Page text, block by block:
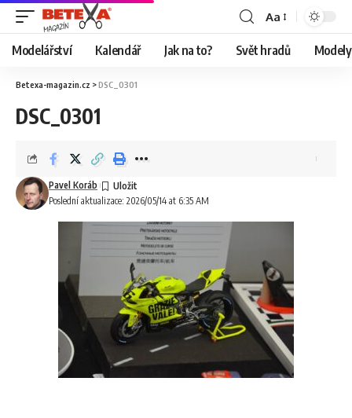
Aa
Modelářství Kalendář Jak na to? Svět hradů
Betexa-magazin.cz >DSC_0301
DSC_0301
Poslední aktualizace: 2026/05/14 at 6:35 AM
Pavel Koráb